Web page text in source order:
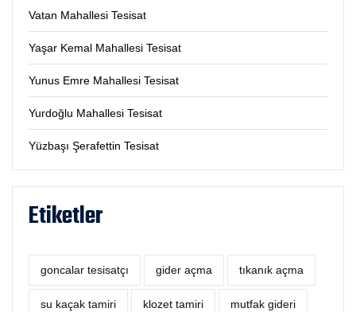
Vatan Mahallesi Tesisat
Yaşar Kemal Mahallesi Tesisat
Yunus Emre Mahallesi Tesisat
Yurdoğlu Mahallesi Tesisat
Yüzbaşı Şerafettin Tesisat
Etiketler
goncalar tesisatçı ‎gider açma tıkanık açma
su kaçak tamiri klozet tamiri mutfak gideri